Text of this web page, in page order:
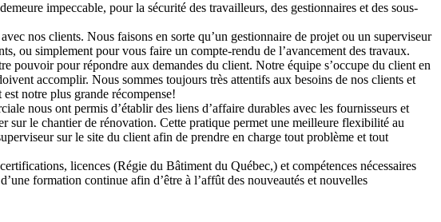
impeccable, pour la sécurité des travailleurs, des gestionnaires et des sous-
nos clients. Nous faisons en sorte qu’un gestionnaire de projet ou un superviseur
ou simplement pour vous faire un compte-rendu de l’avancement des travaux.
pouvoir pour répondre aux demandes du client. Notre équipe s’occupe du client en
accomplir. Nous sommes toujours très attentifs aux besoins de nos clients et
notre plus grande récompense!
nous ont permis d’établir des liens d’affaire durables avec les fournisseurs et
sur le chantier de rénovation. Cette pratique permet une meilleure flexibilité au
sur le site du client afin de prendre en charge tout problème et tout
licences (Régie du Bâtiment du Québec,) et compétences nécessaires
formation continue afin d’être à l’affût des nouveautés et nouvelles